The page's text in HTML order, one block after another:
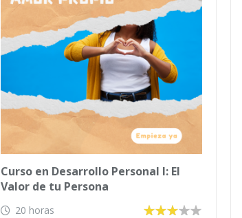
Curso en Desarrollo Personal I: El
Valor de tu Persona
20 horas